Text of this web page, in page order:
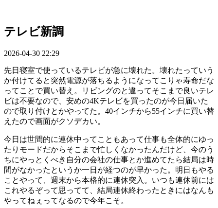
テレビ新調
2026-04-30 22:29
先日寝室で使っているテレビが急に壊れた。壊れたっていう
か付けてると突然電源が落ちるようになってこりゃ寿命だな
ってことで買い替え。リビングのと違ってそこまで良いテレ
ビは不要なので、安めの4Kテレビを買ったのが今日届いた
ので取り付けとかやってた。40インチから55インチに買い替
えたので画面がクソデカい。
今日は世間的に連休中ってこともあって仕事も全体的にゆっ
たりモードだからそこまで忙しくなかったんだけど、今のう
ちにやっとくべき自分の会社の仕事とか進めてたら結局は時
間がなかったというか一日が経つのが早かった。明日もやる
ことやって、週末から本格的に連休突入。いつも連休前には
これやるぞって思ってて、結局連休終わったときにはなんも
やってねぇってなるので今年こそ。